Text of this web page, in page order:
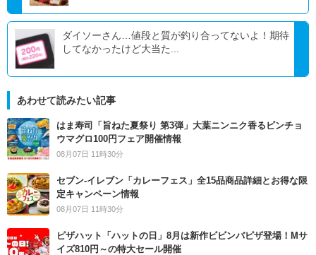
ダイソーさん…値段と質が釣り合ってないよ！期待
してなかったけど大当た...
あわせて読みたい記事
はま寿司「旨ねた夏祭り 第3弾」大葉ニンニク香るビンチョ
ウマグロ100円フェア開催情報
08月07日 11時30分
セブン‐イレブン「カレーフェス」全15品商品詳細とお得な限
定キャンペーン情報
08月07日 11時30分
ピザハット「ハットの日」8月は新作ビビンバピザ登場！Mサ
イズ810円～の特大セール開催